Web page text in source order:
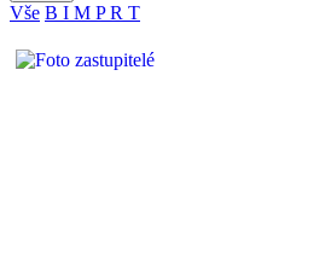
Vše B I M PR T